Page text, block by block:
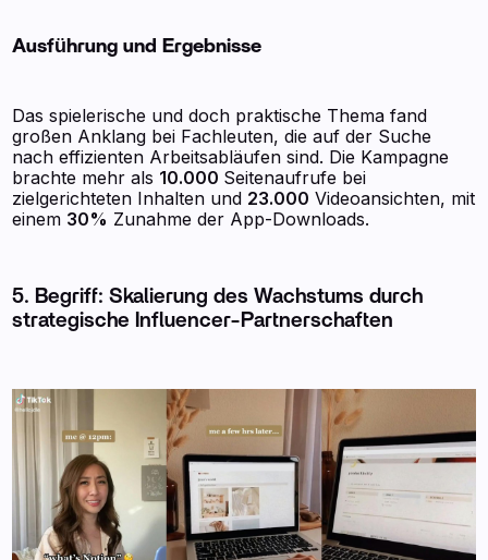
Ausführung und Ergebnisse
Das spielerische und doch praktische Thema fand
großen Anklang bei Fachleuten, die auf der Suche
nach effizienten Arbeitsabläufen sind. Die Kampagne
brachte mehr als 10.000 Seitenaufrufe bei
zielgerichteten Inhalten und 23.000 Videoansichten, mit
einem 30% Zunahme der App-Downloads.
5. Begriff: Skalierung des Wachstums durch
strategische Influencer-Partnerschaften